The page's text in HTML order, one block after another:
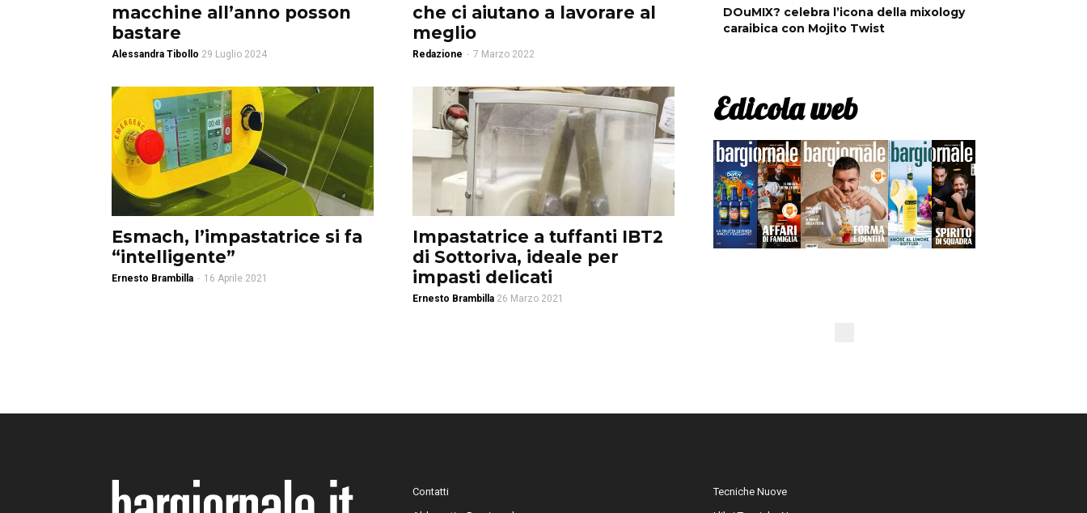
macchine all’anno posson
bastare
Alessandra Tibollo 29 Luglio 2024
che ci aiutano a lavorare al
meglio
Redazione - 7 Marzo 2022
Esmach, l’impastatrice si fa
“intelligente”
Ernesto Brambilla - 16 Aprile 2021
Impastatrice a tuffanti IBT2
di Sottoriva, ideale per
impasti delicati
Ernesto Brambilla 26 Marzo 2021
DOuMIX? celebra l’icona della mixology
caraibica con Mojito Twist
Edicola web
Contatti
Tecniche Nuove